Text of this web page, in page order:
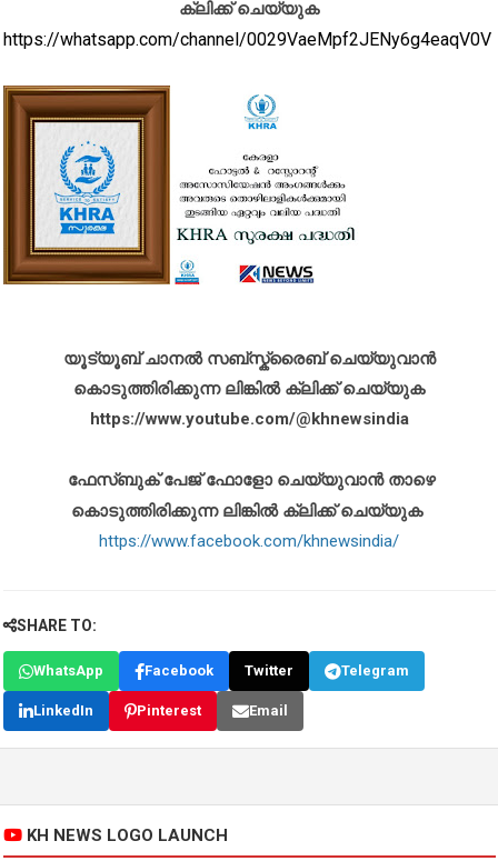
ക്ലിക്ക് ചെയ്യുക
https://whatsapp.com/channel/0029VaeMpf2JENy6g4eaqV0V
യൂട്യൂബ് ചാനൽ സബ്സ്ക്രൈബ് ചെയ്യുവാൻ
കൊടുത്തിരിക്കുന്ന ലിങ്കിൽ ക്ലിക്ക് ചെയ്യുക
https://www.youtube.com/@khnewsindia
ഫേസ്ബുക് പേജ് ഫോളോ ചെയ്യുവാൻ താഴെ
കൊടുത്തിരിക്കുന്ന ലിങ്കിൽ ക്ലിക്ക് ചെയ്യുക
https://www.facebook.com/khnewsindia/
SHARE TO:
WhatsApp Facebook Twitter Telegram
LinkedIn Pinterest Email
KH NEWS LOGO LAUNCH